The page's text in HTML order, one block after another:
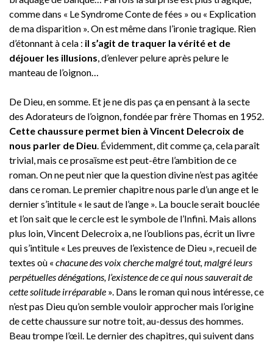
comme dans « Le Syndrome Conte de fées » ou « Explication
de ma disparition ». On est même dans l’ironie tragique. Rien
d’étonnant à cela : il s’agit de traquer la vérité et de
déjouer les illusions , d’enlever pelure après pelure le
manteau de l’oignon…
De Dieu, en somme. Et je ne dis pas ça en pensant à la secte
des Adorateurs de l’oignon, fondée par frère Thomas en 1952.
Cette chaussure permet bien à Vincent Delecroix de
nous parler de Dieu . Évidemment, dit comme ça, cela paraît
trivial, mais ce prosaïsme est peut-être l’ambition de ce
roman. On ne peut nier que la question divine n’est pas agitée
dans ce roman. Le premier chapitre nous parle d’un ange et le
dernier s’intitule « le saut de l’ange ». La boucle serait bouclée
et l’on sait que le cercle est le symbole de l’Infini. Mais allons
plus loin, Vincent Delecroix a, ne l’oublions pas, écrit un livre
qui s’intitule « Les preuves de l’existence de Dieu », recueil de
textes où « chacune des voix cherche malgré tout, malgré leurs
perpétuelles dénégations, l’existence de ce qui nous sauverait de
cette solitude irréparable ». Dans le roman qui nous intéresse, ce
n’est pas Dieu qu’on semble vouloir approcher mais l’origine
de cette chaussure sur notre toit, au-dessus des hommes.
Beau trompe l’œil. Le dernier des chapitres, qui suivent dans